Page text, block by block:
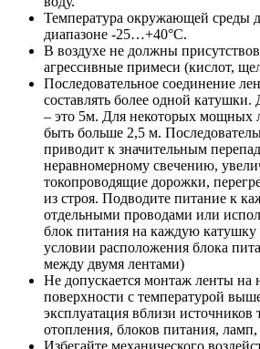
Температура окружающей среды
диапазоне -25…+40°С.
В воздухе не должны
агрессивные примеси (кислот,
Последовательное соединение
составлять более одной
– это 5м. Для некоторых мощных
быть больше 2,5 м.
приводит к значительным
неравномерному свечению,
токопроводящие дорожки,
из строя. Подводите питание к
отдельными проводами или
блок питания на каждую
условии расположения блока
между двумя лентами)
Не допускается монтаж ленты на
поверхности с температурой
эксплуатация вблизи источников
отопления, блоков питания, ламп,
Избегайте механического